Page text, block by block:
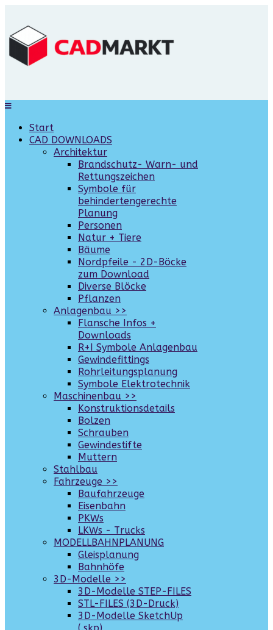
Start
CAD DOWNLOADS
Architektur
Brandschutz- Warn- und
Rettungszeichen
Symbole für
behindertengerechte
Planung
Personen
Natur + Tiere
Bäume
Nordpfeile - 2D-Böcke
zum Download
Diverse Blöcke
Pflanzen
Anlagenbau >>
Flansche Infos +
Downloads
R+I Symbole Anlagenbau
Gewindefittings
Rohrleitungsplanung
Symbole Elektrotechnik
Maschinenbau >>
Konstruktionsdetails
Bolzen
Schrauben
Gewindestifte
Muttern
Stahlbau
Fahrzeuge >>
Baufahrzeuge
Eisenbahn
PKWs
LKWs - Trucks
MODELLBAHNPLANUNG
Gleisplanung
Bahnhöfe
3D-Modelle >>
3D-Modelle STEP-FILES
STL-FILES (3D-Druck)
3D-Modelle SketchUp